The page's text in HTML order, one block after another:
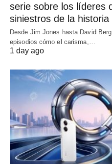
serie sobre los líderes
siniestros de la historia
Desde Jim Jones hasta David
episodios cómo el carisma,…
1 day ago